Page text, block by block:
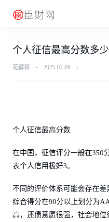
个人征信最高分数多
花裤衩 ⋅ 2025-02-09 ⋅
个人征信最高分数
在中国，征信评分一般在350
表个人信用极好3。
不同的评价体系可能会存在
综合得分在90分以上划分为
高，还债意愿很强，社会地